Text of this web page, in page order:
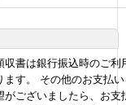
収書は銀行振込時のご利
す。 その他のお支払
ございましたら、お支